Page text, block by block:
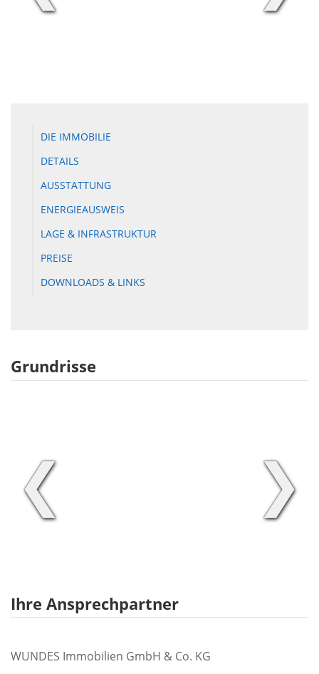
DIE IMMOBILIE
DETAILS
AUSSTATTUNG
ENERGIEAUSWEIS
LAGE & INFRASTRUKTUR
PREISE
DOWNLOADS & LINKS
Grundrisse
❮ ❯
Ihre Ansprechpartner
WUNDES Immobilien GmbH & Co. KG